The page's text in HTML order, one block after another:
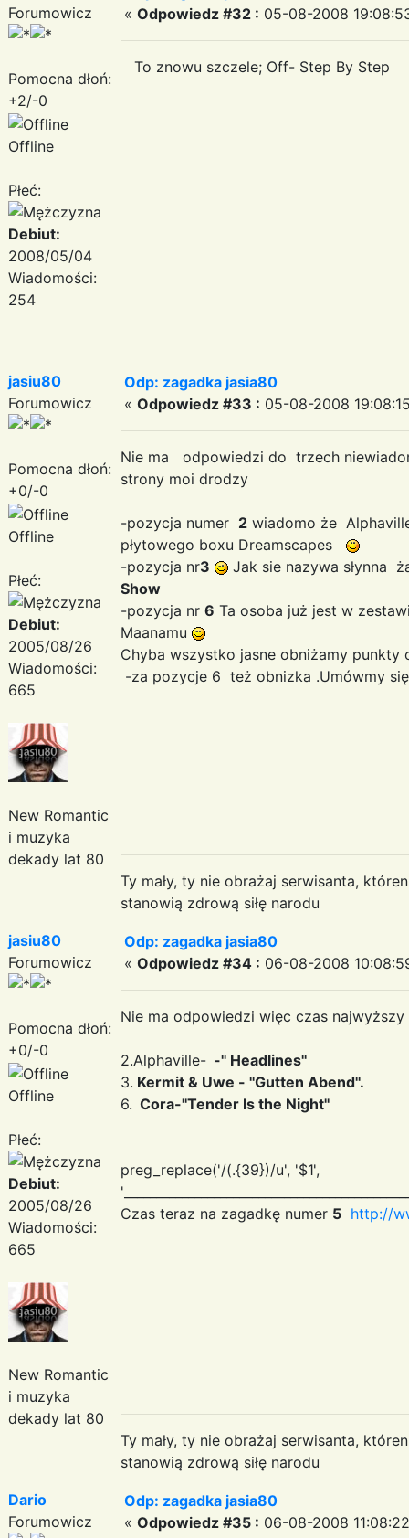
Forumowicz
Pomocna dłoń:
+2/-0
Offline
Płeć:
Debiut:
2008/05/04
Wiadomości:
254
« Odpowiedz #32 : 05-08-2008
To znowu szczele; Off- Step By Step
jasiu80
Forumowicz
Pomocna dłoń:
+0/-0
Offline
Płeć:
Debiut:
2005/08/26
Wiadomości:
665
New Romantic
i muzyka
dekady lat 80
Odp: zagadka jasia80
« Odpowiedz #33 : 05-08-2008
Nie ma odpowiedzi do trzech
strony moi drodzy
-pozycja numer 2 wiadomo że
płytowego boxu Dreamscapes
-pozycja nr3
Jak sie nazywa słynna
Show
-pozycja nr 6 Ta osoba już jest w
Maanamu
Chyba wszystko jasne obniżamy punkty
-za pozycje 6 też obnizka .Umówmy
Ty mały, ty nie obrażaj serwisanta,
stanowią zdrową siłę narodu
jasiu80
Forumowicz
Pomocna dłoń:
+0/-0
Offline
Płeć:
Debiut:
2005/08/26
Wiadomości:
665
New Romantic
i muzyka
dekady lat 80
Odp: zagadka jasia80
« Odpowiedz #34 : 06-08-2008
Nie ma odpowiedzi więc czas
2.Alphaville- -'' Headlines''
3. Kermit & Uwe - ''Gutten Abend''.
6. Cora-''Tender Is the Night''
preg_replace('/(.{39})/u', '$1',
Czas teraz na zagadkę numer 5 http://
Ty mały, ty nie obrażaj serwisanta,
stanowią zdrową siłę narodu
Dario
Forumowicz
Odp: zagadka jasia80
« Odpowiedz #35 : 06-08-2008